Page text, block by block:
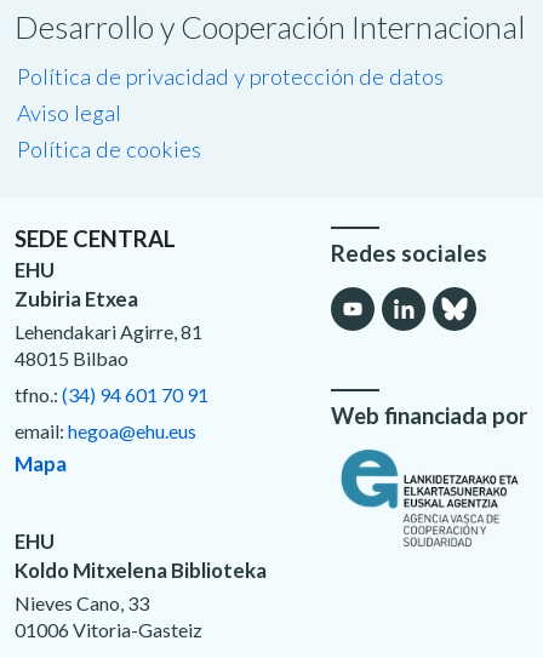
Desarrollo y Cooperación Internacional
Política de privacidad y protección de datos
Aviso legal
Política de cookies
SEDE CENTRAL
EHU
Zubiria Etxea
Lehendakari Agirre, 81
48015 Bilbao
tfno.: (34) 94 601 70 91
email: hegoa@ehu.eus
Mapa
EHU
Koldo Mitxelena Biblioteka
Nieves Cano, 33
01006 Vitoria-Gasteiz
Redes sociales
Web financiada por